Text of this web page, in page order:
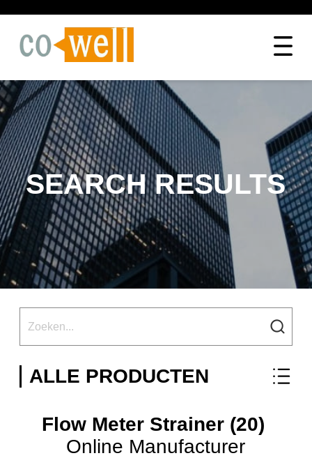
SEARCH RESULTS
ALLE PRODUCTEN
Flow Meter Strainer (20)
Online Manufacturer